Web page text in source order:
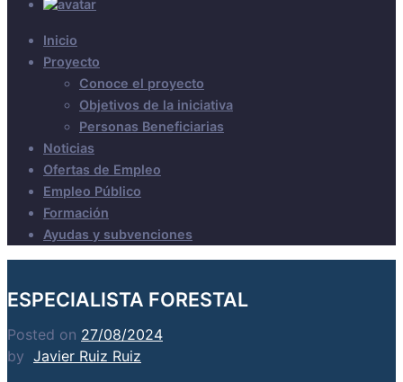
Inicio
Proyecto
Conoce el proyecto
Objetivos de la iniciativa
Personas Beneficiarias
Noticias
Ofertas de Empleo
Empleo Público
Formación
Ayudas y subvenciones
ESPECIALISTA FORESTAL
Posted on 27/08/2024
by Javier Ruiz Ruiz